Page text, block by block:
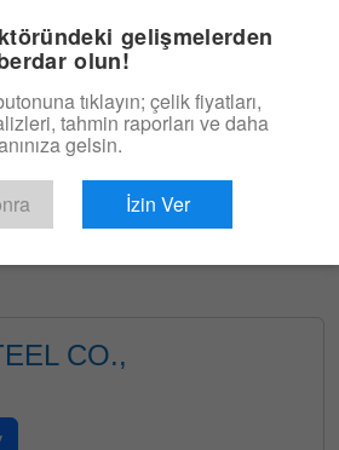
Deneyin
CO.,
gelişmelerden
olun!
tıklayın; çelik fiyatları,
tahmin raporları ve daha
gelsin.
İzin Ver